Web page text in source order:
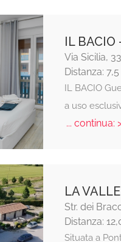
IL BACIO
Via Sicilia,
Distanza:
IL BACIO
a uso
... continua:
LA
Str. dei
Distanza:
Situata a